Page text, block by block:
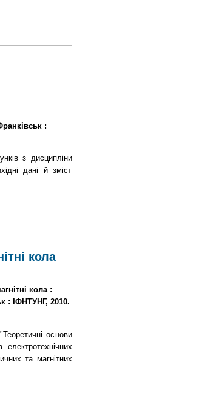
:
з дисципліни
дані й зміст
кола
кола :
: ІФНТУНГ, 2010.
основи
та магнітних